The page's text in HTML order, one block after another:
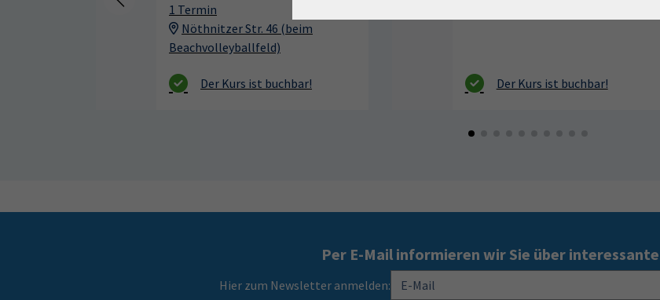
1 Termin
Nöthnitzer Str. 46 (beim
Beachvolleyballfeld)
Per E-Mail informieren wir Sie über
Hier zum Newsletter anmelden: